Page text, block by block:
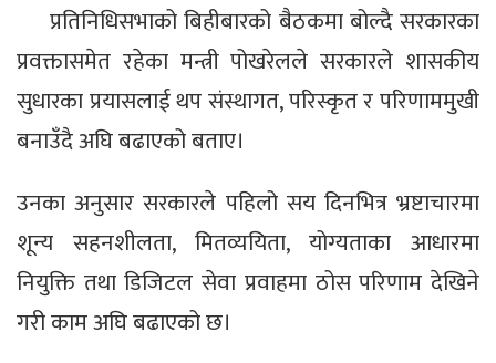
प्रतिनिधिसभाको बिहीबारको बैठकमा बोल्दै सरकारका
प्रवक्तासमेत रहेका मन्त्री पोखरेलले सरकारले शासकीय
सुधारका प्रयासलाई थप संस्थागत, परिस्कृत र परिणाममुखी
बनाउँदै अघि बढाएको बताए।
उनका अनुसार सरकारले पहिलो सय दिनभित्र भ्रष्टाचारमा
शून्य सहनशीलता, मितव्ययिता, योग्यताका आधारमा
नियुक्ति तथा डिजिटल सेवा प्रवाहमा ठोस परिणाम देखिने
गरी काम अघि बढाएको छ।